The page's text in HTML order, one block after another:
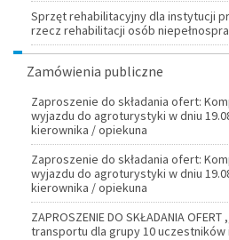
Sprzęt rehabilitacyjny dla instytucji
rzecz rehabilitacji osób
Zamówienia publiczne
Zaproszenie do składania ofert:
wyjazdu do agroturystyki w dniu
kierownika / opiekuna
Zaproszenie do składania ofert:
wyjazdu do agroturystyki w dniu
kierownika / opiekuna
ZAPROSZENIE DO SKŁADANIA
transportu dla grupy 10